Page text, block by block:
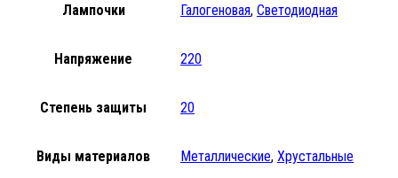
Лампочки Галогеновая, Светодиодная
Напряжение 220
Степень защиты 20
Виды материалов Металлические, Хрустальные